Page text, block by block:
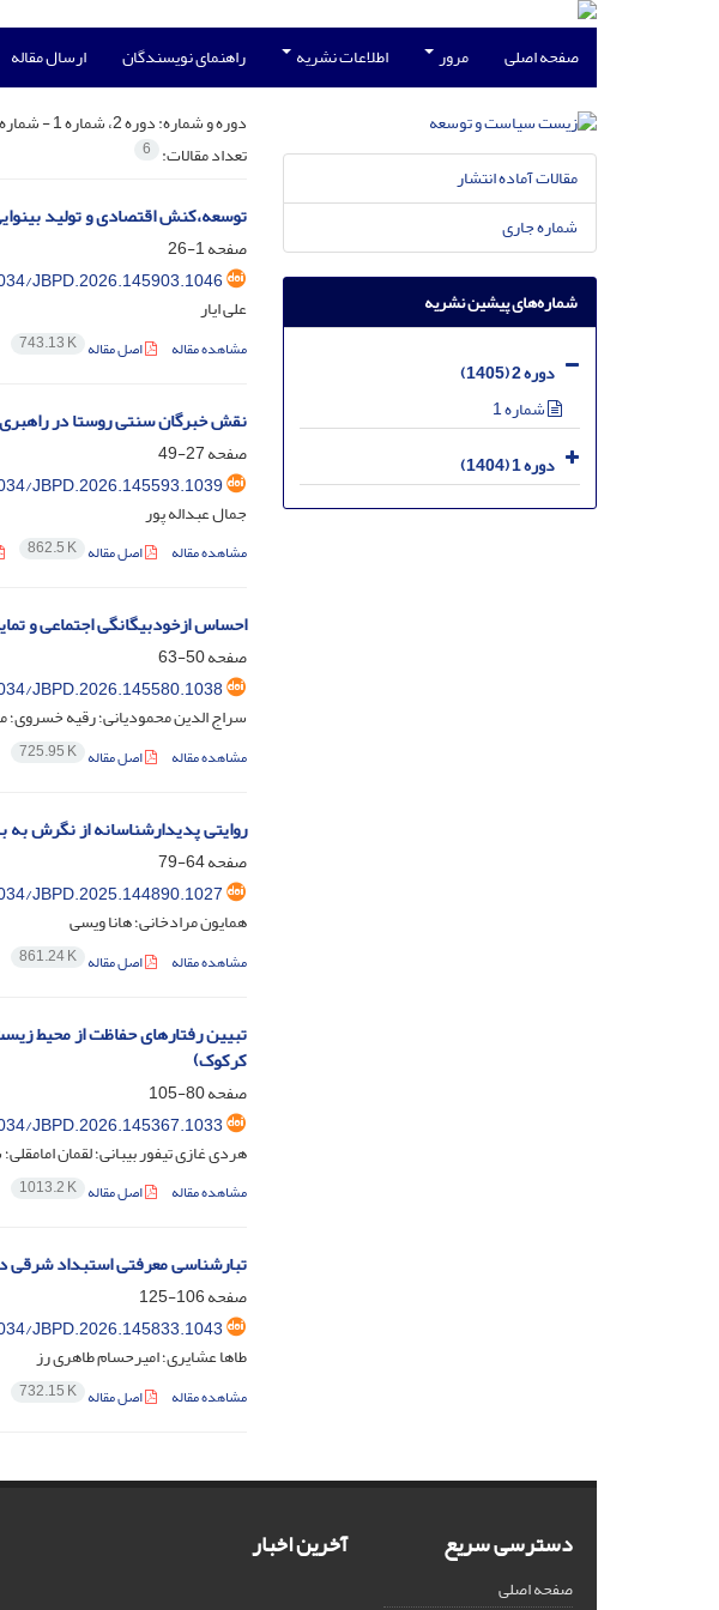
صفحه اصلی مرور اطلاعات نشریه راهنمای نویسندگان ارسال مقاله
دوره و شماره:دوره 2، شماره 1 - شماره پیاپی 5، خرداد 1405، صفحه 1-125
تعداد مقالات: 6
توسعه،کنش اقتصادی و تولید
صفحه1-26
JBPD.2026.145903.1046
علی ایار
مشاهده مقاله اصل مقاله 743.13 K
نقش خبرگان سنتی روستا در
صفحه27-49
JBPD.2026.145593.1039
جمال عبداله پور
مشاهده مقاله اصل مقاله 862.5 K
احساس ازخودبیگانگی اجتماعی و
صفحه50-63
JBPD.2026.145580.1038
سراج الدین محمودیانی؛ رقیه خسروی؛
مشاهده مقاله اصل مقاله 725.95 K
روایتی پدیدارشناسانه از نگرش به
صفحه64-79
JBPD.2025.144890.1027
همایون مرادخانی؛ هانا ویسی
مشاهده مقاله اصل مقاله 861.24 K
تبیین رفتارهای حفاظت از محیط
کرکوک)
صفحه80-105
JBPD.2026.145367.1033
هردی غازی تیفور بیبانی؛ لقمان
مشاهده مقاله اصل مقاله 1013.2 K
تبارشناسی معرفتی استبداد شرقی
صفحه106-125
JBPD.2026.145833.1043
طاها عشایری؛ امیرحسام طاهری رز
مشاهده مقاله اصل مقاله 732.15 K
مقالات آماده انتشار
شماره جاری
شماره‌های پیشین نشریه
دوره 2 (1405)
شماره 1
دوره 1 (1404)
دسترسی سریع
صفحه اصلی
آخرین اخبار